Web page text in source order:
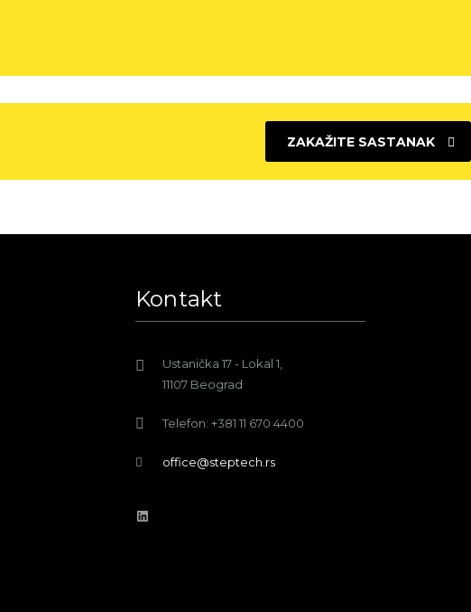
ZAKAŽITE SASTANAK
Kontakt
Ustanička 17 - Lokal 1,
11107 Beograd
Telefon: +381 11 670 4400
office@steptech.rs
LinkedIn